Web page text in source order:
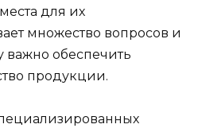
для их
множество вопросов и
важно обеспечить
продукции.